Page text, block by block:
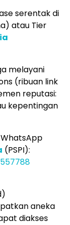
serentak di
atau Tier
melayani
(ribuan link
reputasi:
kepentingan
(PSPI):
aneka
diakses